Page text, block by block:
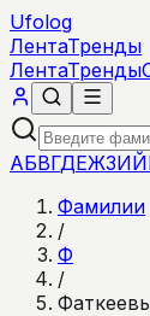
Ufolog
ЛентаТренды
ЛентаТренды
АБВГДЕЖЗИЙ
Фамилии
/
Ф
/